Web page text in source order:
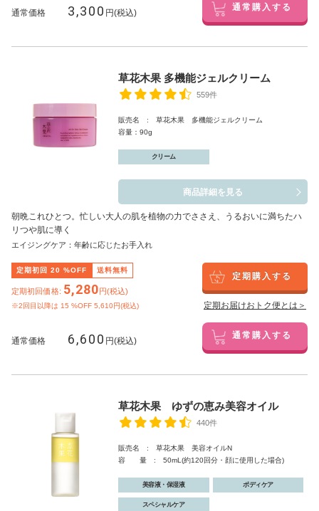
通常価格 3,300 円(税込) 通常購入する
草花木果 多機能ジェルクリーム
559件
販売名 : 草花木果 多機能ジェルクリーム
容量：90g
クリーム
商品詳細を見る
朝晩これひとつ。忙しい大人の肌を植物の力でささえ、うるおいに満ちたハ
リつや肌に導く
エイジングケア：年齢に応じたお手入れ
定期初回 20 %OFF 送料無料
定期初回価格: 5,280円(税込)
※2回目以降は 15 %OFF 5,610円(税込)
定期購入する
定期お届けおトク便とは＞
通常価格 6,600 円(税込) 通常購入する
草花木果 ゆずの恵み美容オイル
440件
販売名 : 草花木果 美容オイルN
容 量 : 50mL(約120回分・顔に使用した場合)
美容液・保湿液 ボディケア
スペシャルケア